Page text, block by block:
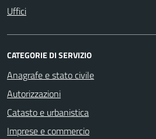
Uffici
CATEGORIE DI SERVIZIO
Anagrafe e stato civile
Autorizzazioni
Catasto e urbanistica
Imprese e commercio